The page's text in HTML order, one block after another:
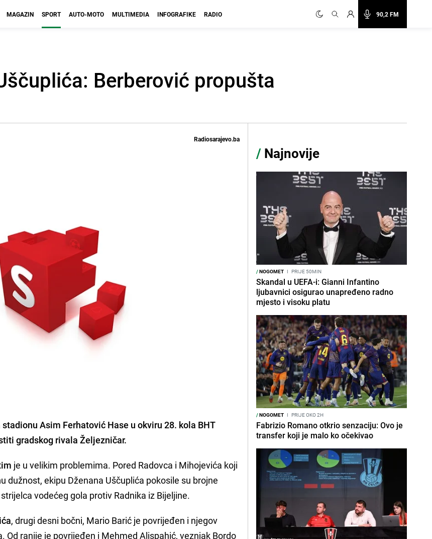
90,2 FM
MAGAZIN SPORT AUTO-MOTO MULTIMEDIA INFOGRAFIKE RADIO
Berberović propušta
Radiosarajevo.ba
stadionu Asim Ferhatović Hase u okviru 28. kola BHT
gradskog rivala Željezničar.
je u velikim problemima. Pored Radovca i Mihojevića koji
dužnost, ekipu Dženana Uščuplića pokosile su brojne
vodećeg gola protiv Radnika iz Bijeljine.
, drugi desni bočni, Mario Barić je povrijeđen i njegov
Od ranije je povrijeđen i Mehmed Alispahić, veznjak Bordo
/ Najnovije
/NOGOMET I PRIJE 50MIN
Skandal u UEFA-i: Gianni Infantino
ljubavnici osigurao unapređeno radno
mjesto i visoku platu
/NOGOMET I PRIJE OKO 2H
Fabrizio Romano otkrio senzaciju: Ovo je
transfer koji je malo ko očekivao